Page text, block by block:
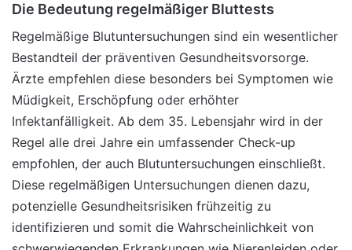
Die Bedeutung regelmäßiger Bluttests
Regelmäßige Blutuntersuchungen sind ein wesentlicher
Bestandteil der präventiven Gesundheitsvorsorge.
Ärzte empfehlen diese besonders bei Symptomen wie
Müdigkeit, Erschöpfung oder erhöhter
Infektanfälligkeit. Ab dem 35. Lebensjahr wird in der
Regel alle drei Jahre ein umfassender Check-up
empfohlen, der auch Blutuntersuchungen einschließt.
Diese regelmäßigen Untersuchungen dienen dazu,
potenzielle Gesundheitsrisiken frühzeitig zu
identifizieren und somit die Wahrscheinlichkeit von